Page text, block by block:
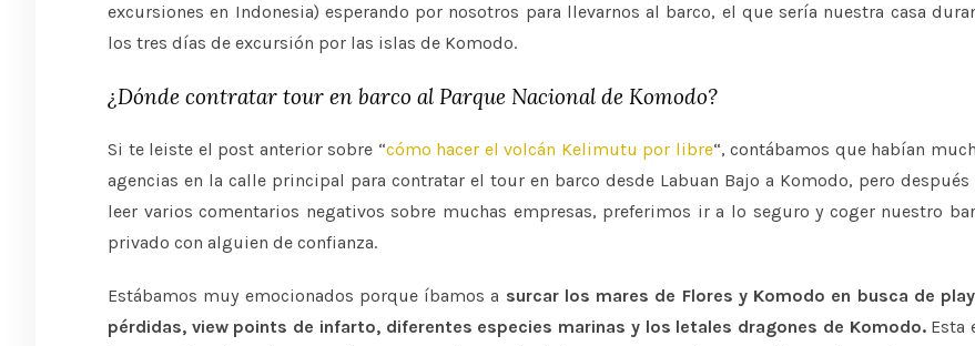
excursiones en Indonesia) esperando por nosotros para llevarnos al barco, el que sería nuestra casa
los tres días de excursión por las islas de Komodo.
¿Dónde contratar tour en barco al Parque Nacional de Komodo?
Si te leiste el post anterior sobre “cómo hacer el volcán Kelimutu por libre“, contábamos que habían
agencias en la calle principal para contratar el tour en barco desde Labuan Bajo a Komodo, pero después
leer varios comentarios negativos sobre muchas empresas, preferimos ir a lo seguro y coger nuestro
privado con alguien de confianza.
Estábamos muy emocionados porque íbamos a surcar los mares de Flores y Komodo en busca de
pérdidas, view points de infarto, diferentes especies marinas y los letales dragones de Komodo.Esta